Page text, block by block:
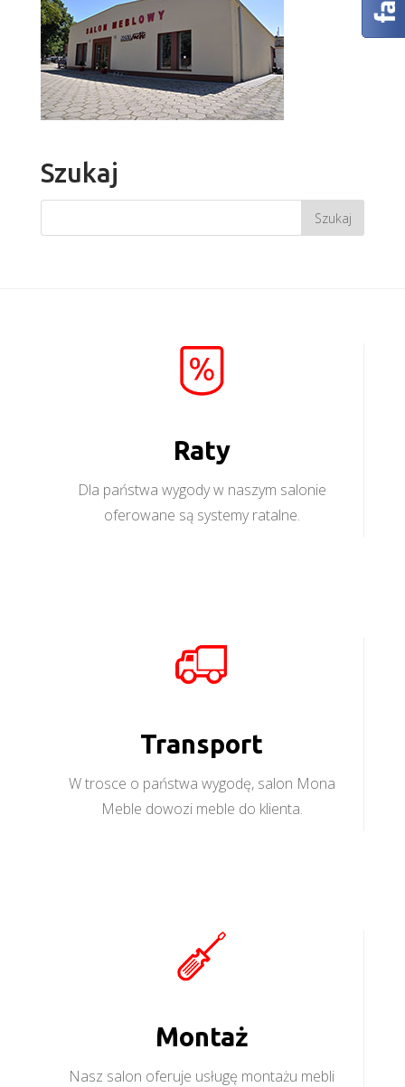
Szukaj
Raty
Dla państwa wygody w naszym salonie
oferowane są systemy ratalne.
Transport
W trosce o państwa wygodę, salon Mona
Meble dowozi meble do klienta.
Montaż
Nasz salon oferuje usługę montażu mebli